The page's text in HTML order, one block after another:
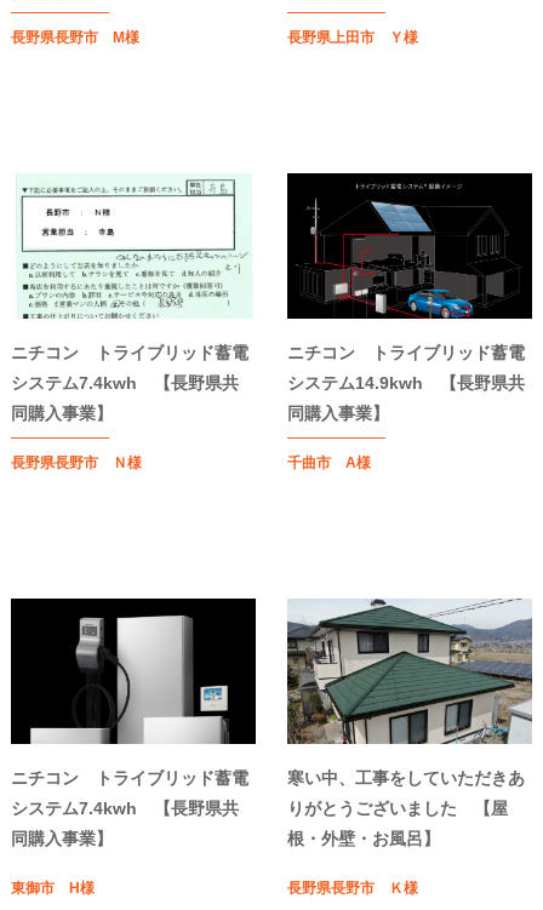
長野県長野市 M様 長野県上田市 Ｙ様
ニチコン トライブリッド蓄電
システム7.4kwh 【長野県共
同購入事業】
長野県長野市 Ｎ様
ニチコン トライブリッド蓄電
システム14.9kwh 【長野県共
同購入事業】
千曲市 A様
ニチコン トライブリッド蓄電
システム7.4kwh 【長野県共
同購入事業】
東御市 H様
寒い中、工事をしていただきあ
りがとうございました 【屋
根・外壁・お風呂】
長野県長野市 Ｋ様